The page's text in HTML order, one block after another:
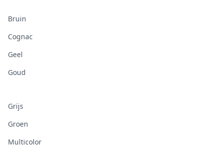
Bruin
Cognac
Geel
Goud
Grijs
Groen
Multicolor